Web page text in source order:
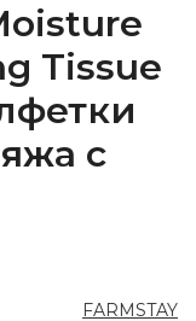
Tissue
с
FARMSTAY